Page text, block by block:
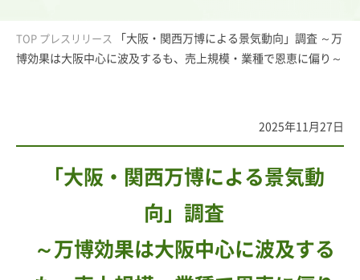
TOP プレスリリース
「大阪・関西万博による景気動向」調査 ～万
博効果は大阪中心に波及するも、売上規模・業種で恩恵に偏り～
2025年11月27日
「大阪・関西万博による景気動
向」調査
～万博効果は大阪中心に波及する